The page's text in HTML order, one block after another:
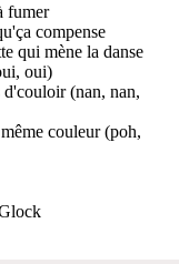
fumer
compense
qui mène la danse
oui)
(nan, nan,
couleur (poh,